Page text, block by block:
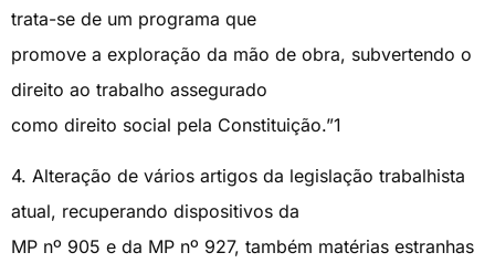
trata-se de um programa que
promove a exploração da mão de obra, subvertendo o
direito ao trabalho assegurado
como direito social pela Constituição.”1
4. Alteração de vários artigos da legislação trabalhista
atual, recuperando dispositivos da
MP nº 905 e da MP nº 927, também matérias estranhas